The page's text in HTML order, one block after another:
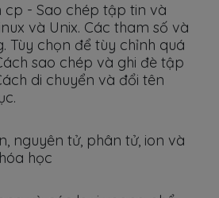
cp - Sao chép tập tin và
và Unix. Các tham số và
Tùy chọn để tùy chỉnh quá
sao chép và ghi đè tập
di chuyển và đổi tên
nguyên tử, phân tử, ion và
học